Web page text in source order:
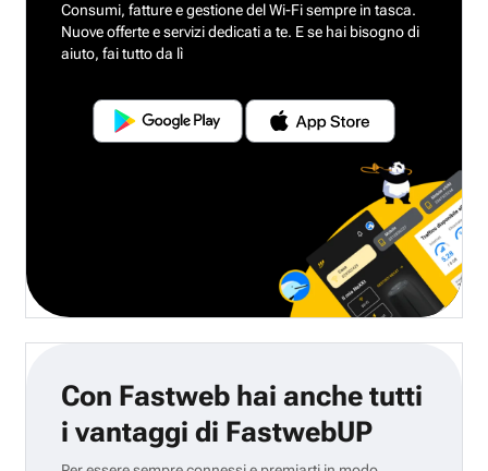
Consumi, fatture e gestione del Wi-Fi sempre in tasca.
Nuove offerte e servizi dedicati a te. E se hai bisogno di
aiuto, fai tutto da lì
Con Fastweb hai anche tutti
i vantaggi di FastwebUP